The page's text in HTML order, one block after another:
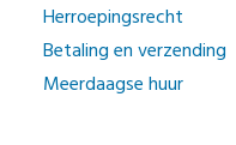
Herroepingsrecht
Betaling en verzending
Meerdaagse huur